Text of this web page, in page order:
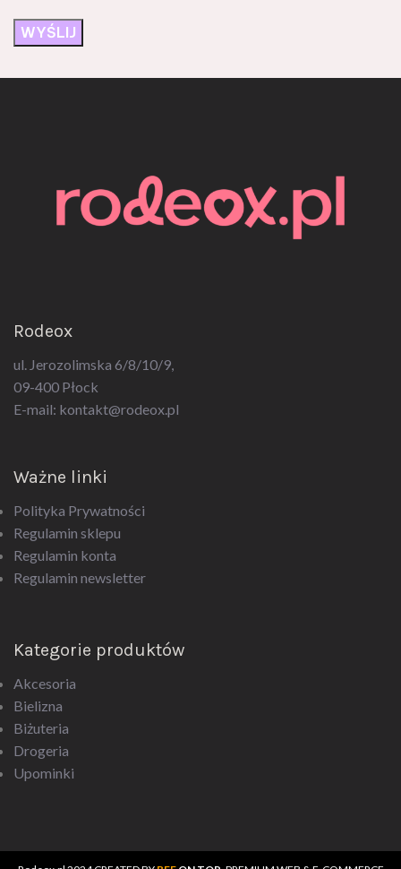
Rodeox
ul. Jerozolimska 6/8/10/9,
09-400 Płock
E-mail: kontakt@rodeox.pl
Ważne linki
Polityka Prywatności
Regulamin sklepu
Regulamin konta
Regulamin newsletter
Kategorie produktów
Akcesoria
Bielizna
Biżuteria
Drogeria
Upominki